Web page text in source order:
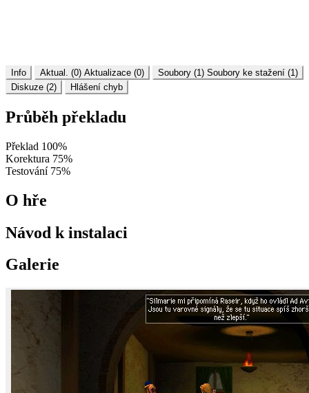
Info Aktual. (0) Aktualizace (0) Soubory (1) Soubory ke stažení (1)
Diskuze (2)
Hlášení chyb
Průběh překladu
Překlad 100%
Korektura 75%
Testování 75%
O hře
Návod k instalaci
Galerie